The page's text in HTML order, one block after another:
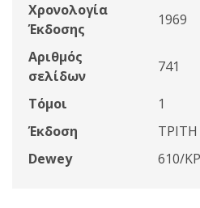
Χρονολογία
Έκδοσης
1969
Αριθμός
σελίδων
741
Τόμοι
1
Έκδοση
ΤΡΙΤΗ
Dewey
610/